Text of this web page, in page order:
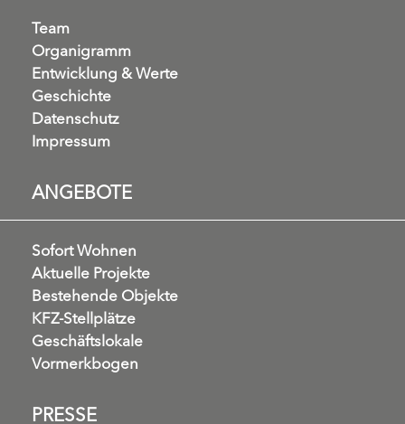
Team
Organigramm
Entwicklung & Werte
Geschichte
Datenschutz
Impressum
ANGEBOTE
Sofort Wohnen
Aktuelle Projekte
Bestehende Objekte
KFZ-Stellplätze
Geschäftslokale
Vormerkbogen
PRESSE